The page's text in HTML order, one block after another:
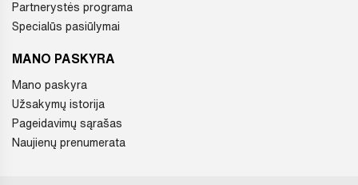
Partnerystės programa
Specialūs pasiūlymai
MANO PASKYRA
Mano paskyra
Užsakymų istorija
Pageidavimų sąrašas
Naujienų prenumerata